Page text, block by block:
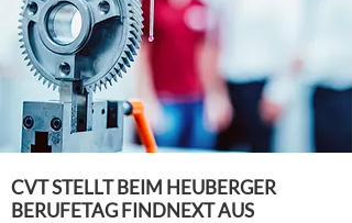
CVT STELLT BEIM HEUBERGER
BERUFETAG FINDNEXT AUS